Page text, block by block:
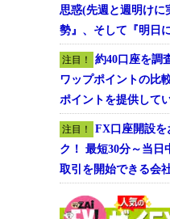
思惑(先週と週明けに
勢』、そして『明日
注目！
約40口座を調
ワップポイントの比
ポイントを提供して
注目！
FX口座開設を
ク！ 最短30分～当
取引を開始できる会